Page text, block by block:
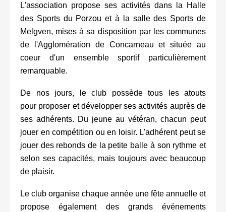
L'association propose ses activités dans la Halle
des Sports du Porzou et à la salle des Sports de
Melgven, mises à sa disposition par les communes
de l'Agglomération de Concarneau et située au
coeur d'un ensemble sportif particulièrement
remarquable.
De nos jours, le club possède tous les atouts
pour proposer et développer ses activités auprès de
ses adhérents. Du jeune au vétéran, chacun peut
jouer en compétition ou en loisir. L'adhérent peut se
jouer des rebonds de la petite balle à son rythme et
selon ses capacités, mais toujours avec beaucoup
de plaisir.
Le club organise chaque année une fête annuelle et
propose également des grands événements